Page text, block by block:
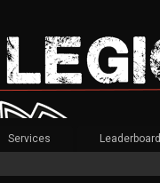
Services Leaderboard